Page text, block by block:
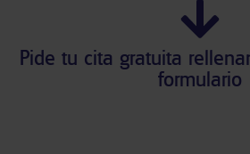
Pide tu cita gratuita
formulario